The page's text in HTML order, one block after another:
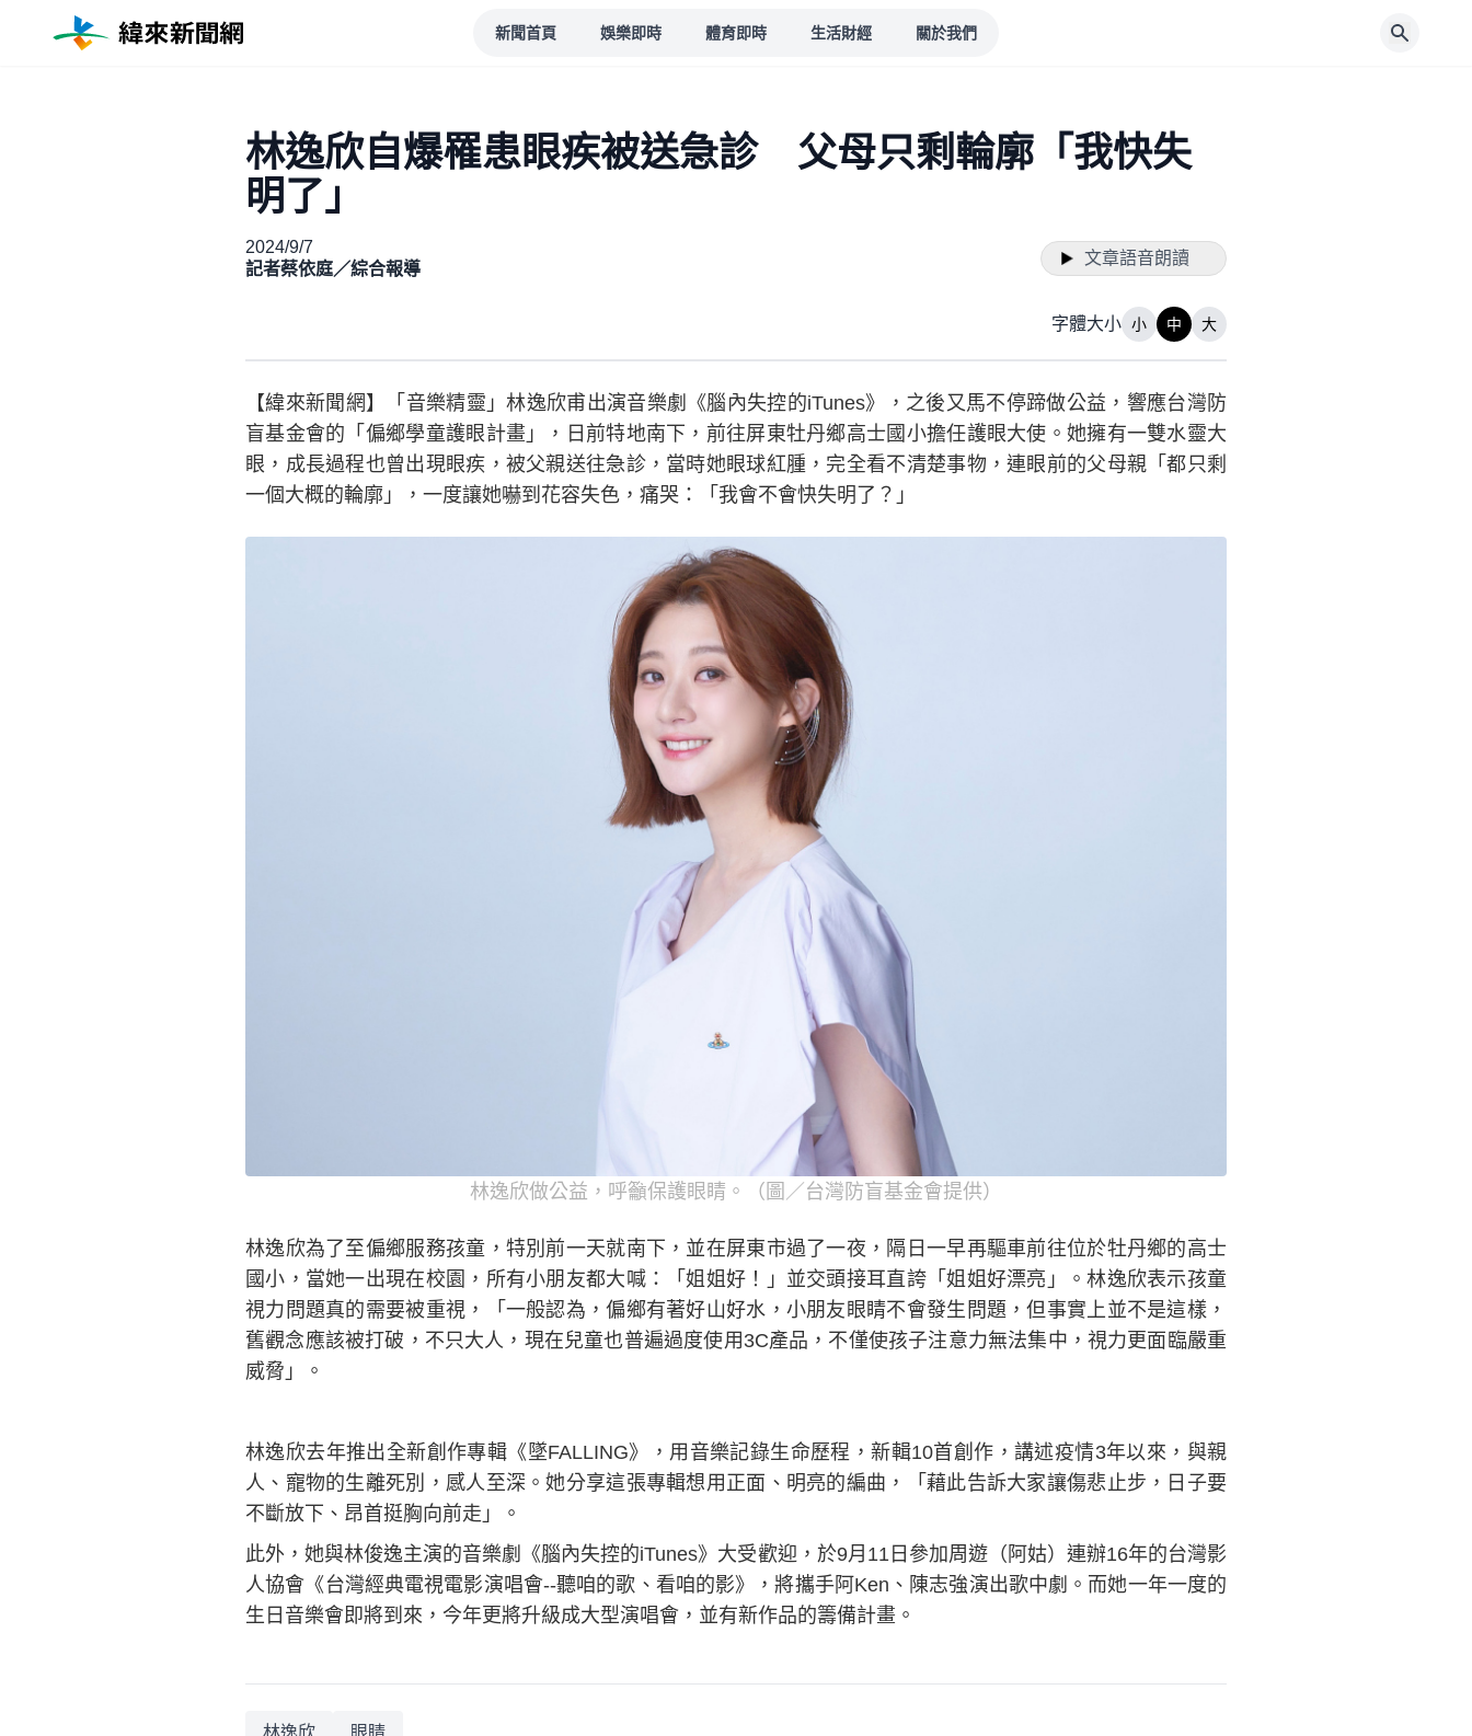
新聞首頁 娛樂即時 體育即時 生活財經 關於我們
林逸欣自爆罹患眼疾被送急診 父母只剩輪廓「我快失
明了」
2024/9/7
記者蔡依庭／綜合報導
文章語音朗讀
字體大小 小 中 大
【緯來新聞網】「音樂精靈」林逸欣甫出演音樂劇《腦內失控的iTunes》，之後又馬不停蹄做公益，響應台灣防
盲基金會的「偏鄉學童護眼計畫」，日前特地南下，前往屏東牡丹鄉高士國小擔任護眼大使。她擁有一雙水靈大
眼，成長過程也曾出現眼疾，被父親送往急診，當時她眼球紅腫，完全看不清楚事物，連眼前的父母親「都只剩
一個大概的輪廓」，一度讓她嚇到花容失色，痛哭：「我會不會快失明了？」
林逸欣做公益，呼籲保護眼睛。（圖／台灣防盲基金會提供）
林逸欣為了至偏鄉服務孩童，特別前一天就南下，並在屏東市過了一夜，隔日一早再驅車前往位於牡丹鄉的高士
國小，當她一出現在校園，所有小朋友都大喊：「姐姐好！」並交頭接耳直誇「姐姐好漂亮」。林逸欣表示孩童
視力問題真的需要被重視，「一般認為，偏鄉有著好山好水，小朋友眼睛不會發生問題，但事實上並不是這樣，
舊觀念應該被打破，不只大人，現在兒童也普遍過度使用3C產品，不僅使孩子注意力無法集中，視力更面臨嚴重
威脅」。
林逸欣去年推出全新創作專輯《墜FALLING》，用音樂記錄生命歷程，新輯10首創作，講述疫情3年以來，與親
人、寵物的生離死別，感人至深。她分享這張專輯想用正面、明亮的編曲，「藉此告訴大家讓傷悲止步，日子要
不斷放下、昂首挺胸向前走」。
此外，她與林俊逸主演的音樂劇《腦內失控的iTunes》大受歡迎，於9月11日參加周遊（阿姑）連辦16年的台灣影
人協會《台灣經典電視電影演唱會--聽咱的歌、看咱的影》，將攜手阿Ken、陳志強演出歌中劇。而她一年一度的
生日音樂會即將到來，今年更將升級成大型演唱會，並有新作品的籌備計畫。
林逸欣 眼睛